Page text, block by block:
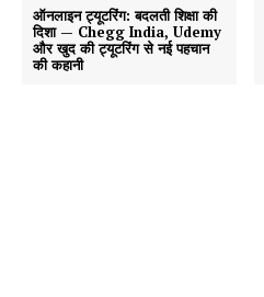
ऑनलाइन ट्यूटरिंग: बदलती शिक्षा की
दिशा — Chegg India, Udemy
और खुद की ट्यूटरिंग से नई पहचान
की कहानी